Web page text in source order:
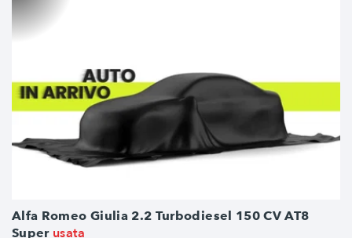
Alfa Romeo Giulia 2.2 Turbodiesel 150 CV AT8
Super usata